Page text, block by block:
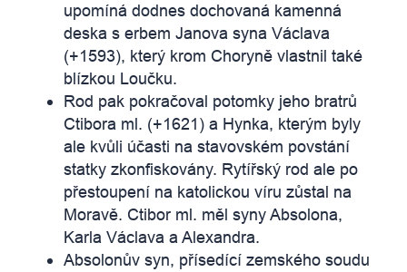
upomíná dodnes dochovaná kamenná
deska s erbem Janova syna Václava
(+1593), který krom Choryně vlastnil také
blízkou Loučku.
Rod pak pokračoval potomky jeho bratrů
Ctibora ml. (+1621) a Hynka, kterým byly
ale kvůli účasti na stavovském povstání
statky zkonfiskovány. Rytířský rod ale po
přestoupení na katolickou víru zůstal na
Moravě. Ctibor ml. měl syny Absolona,
Karla Václava a Alexandra.
Absolonův syn, přísedící zemského soudu